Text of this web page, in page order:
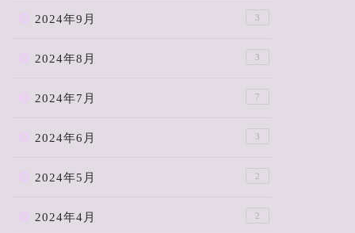
2024年9月 3
2024年8月 3
2024年7月 7
2024年6月 3
2024年5月 2
2024年4月 2